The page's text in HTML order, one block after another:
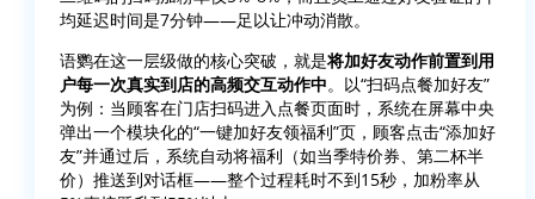
均延迟时间是7分钟——足以让冲动消散。
语鹦在这一层级做的核心突破，就是将加好友动作前置到用
户每一次真实到店的高频交互动作中。以“扫码点餐加好友”
为例：当顾客在门店扫码进入点餐页面时，系统在屏幕中央
弹出一个模块化的“一键加好友领福利”页，顾客点击“添加好
友”并通过后，系统自动将福利（如当季特价券、第二杯半
价）推送到对话框——整个过程耗时不到15秒，加粉率从